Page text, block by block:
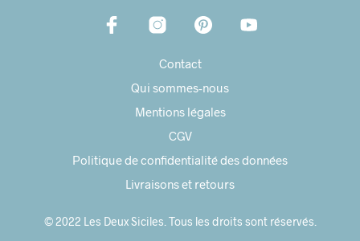
Contact
Qui sommes-nous
Mentions légales
CGV
Politique de confidentialité des données
Livraisons et retours
© 2022 Les Deux Siciles. Tous les droits sont réservés.